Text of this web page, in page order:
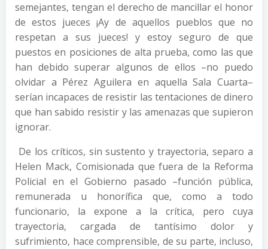
semejantes, tengan el derecho de mancillar el honor
de estos jueces ¡Ay de aquellos pueblos que no
respetan a sus jueces! y estoy seguro de que
puestos en posiciones de alta prueba, como las que
han debido superar algunos de ellos –no puedo
olvidar a Pérez Aguilera en aquella Sala Cuarta–
serían incapaces de resistir las tentaciones de dinero
que han sabido resistir y las amenazas que supieron
ignorar.
De los críticos, sin sustento y trayectoria, separo a
Helen Mack, Comisionada que fuera de la Reforma
Policial en el Gobierno pasado –función pública,
remunerada u honorífica que, como a todo
funcionario, la expone a la crítica, pero cuya
trayectoria, cargada de tantísimo dolor y
sufrimiento, hace comprensible, de su parte, incluso,